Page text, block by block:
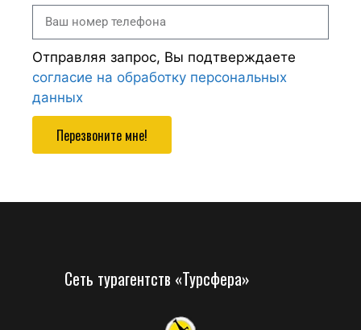
Отправляя запрос, Вы подтверждаете
согласие на обработку персональных
данных
Перезвоните мне!
Сеть турагентств «Турсфера»